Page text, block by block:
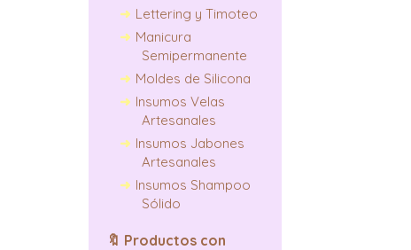
Lettering y Timoteo
Manicura
Semipermanente
Moldes de Silicona
Insumos Velas
Artesanales
Insumos Jabones
Artesanales
Insumos Shampoo
Sólido
🔖 Productos con